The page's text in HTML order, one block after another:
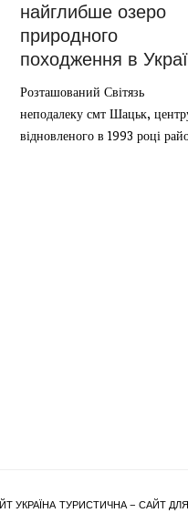
найглибше озеро
природного
походження в
Розташований Світязь
неподалеку смт Шацьк,
відновленого в 1993 році
УКРАЇНА ТУРИСТИЧНА – САЙТ